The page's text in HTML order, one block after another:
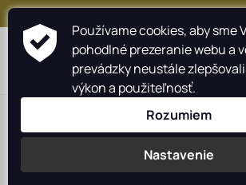
+421 917 159 547
Rybárské potreby rybarzv.sk>DELPHIN
Signalizátory záberu >
Používame cookies, aby sme
pohodlné prezeranie webu a
prevádzky neustále
výkon a použiteľnosť.
Rozumiem
Nastavenie